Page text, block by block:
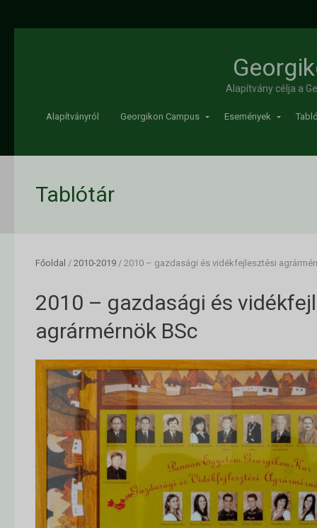
Alapítvány célja a
Alapítványról Georgikon Campus Események
Tablótár
Főoldal / 2010-2019 / 2010 – gazdasági és vidékfejlesztési
2010 – gazdasági és
agrármérnök BSc